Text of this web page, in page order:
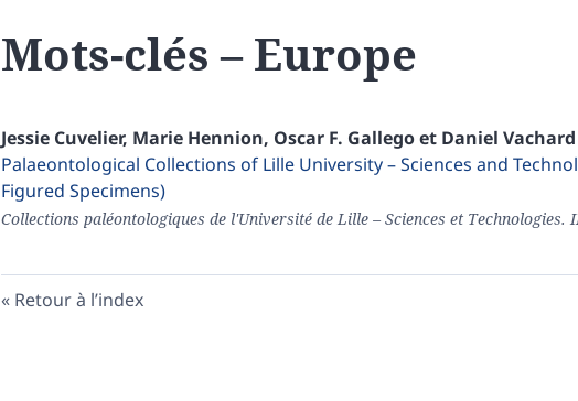
Mots-clés – Europe
Jessie Cuvelier, Marie Hennion, Oscar F. Gallegoet Daniel Vachard
Palaeontological Collections of Lille University – Sciences and
Figured Specimens)
Collections paléontologiques de l'Université de Lille – Sciences et
Retour à l’index